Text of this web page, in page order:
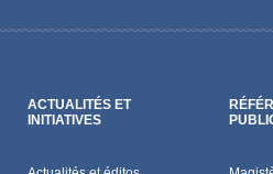
ACTUALITÉS ET
INITIATIVES